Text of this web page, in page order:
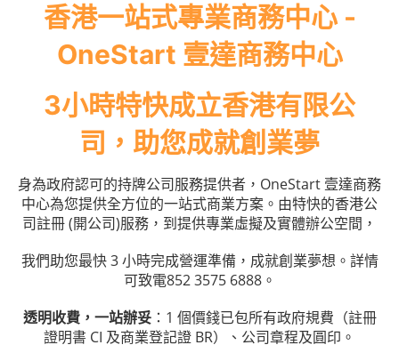
香港一站式專業商務中心 -
OneStart 壹達商務中心
3小時特快成立香港有限公
司，助您成就創業夢
身為政府認可的持牌公司服務提供者，OneStart 壹達商務
中心為您提供全方位的一站式商業方案。由特快的香港公
司註冊 (開公司)服務，到提供專業虛擬及實體辦公空間，
我們助您最快 3 小時完成營運準備，成就創業夢想。詳情
可致電852 3575 6888。
透明收費，一站辦妥：1 個價錢已包所有政府規費（註冊
證明書 CI 及商業登記證 BR）、公司章程及圓印。